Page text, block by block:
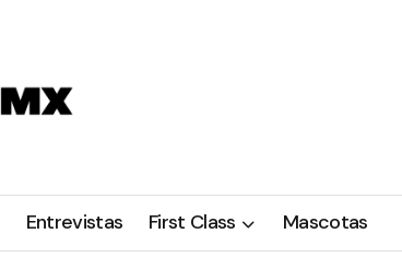
Entrevistas First Class Mascotas